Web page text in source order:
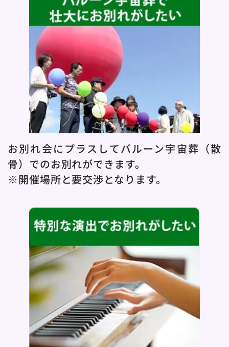
お別れ会にプラスしてバルーン宇宙葬（散
骨）でのお別れができます。
※開催場所と要交渉となります。